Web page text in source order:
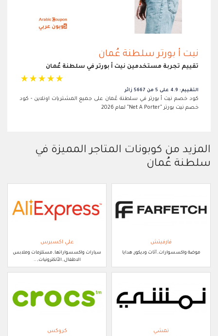
نيت أ بورتر سلطنة عُمان
تقييم تجربة مستخدمين نيت أ بورتر في سلطنة عُمان
☆ ☆ ☆ ☆ ☆
التقييم: 4.9 على 5 من 5667 زائر
كود خصم نيت أ بورتر في سلطنة عُمان على جميع المشتريات اونلاين - كود
خصم نيت بورتر "Net A Porter" لعام 2026
المزيد من كوبونات المتاجر المميزة في
سلطنة عُمان
فارفيتش
موضة واكسسوارات, أثاث وديكور, هدايا
علي اكسبرس
سيارات واكسسواراتها, مستلزمات وملابس
الاطفال, الألكترونيات, ..
نمشي كروكس